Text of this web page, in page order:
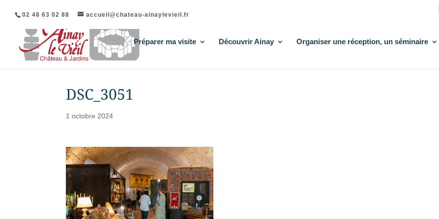
02 48 63 02 88 accueil@chateau-ainaylevieil.fr
Préparer ma visite Découvrir Ainay Organiser une réception, un séminaire
DSC_3051
1 octobre 2024